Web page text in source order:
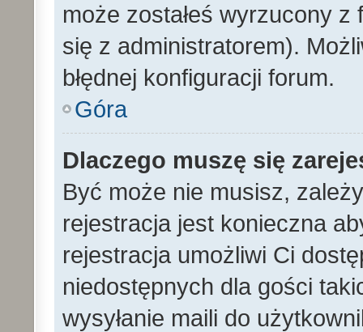
może zostałeś wyrzucony
się z administratorem).
błędnej konfiguracji forum.
Góra
Dlaczego muszę się
Być może nie musisz,
rejestracja jest konieczna
rejestracja umożliwi Ci
niedostępnych dla gości
wysyłanie maili do